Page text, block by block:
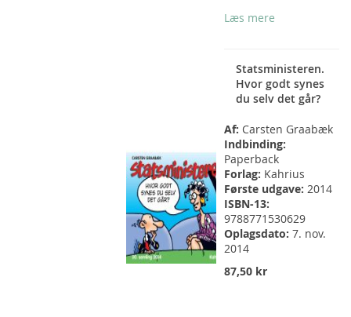
Læs mere
Statsministeren.
Hvor godt synes
du selv det går?
Af: Carsten Graabæk
Indbinding:
Paperback
Forlag: Kahrius
Første udgave: 2014
ISBN-13:
9788771530629
Oplagsdato: 7. nov.
2014
87,50 kr